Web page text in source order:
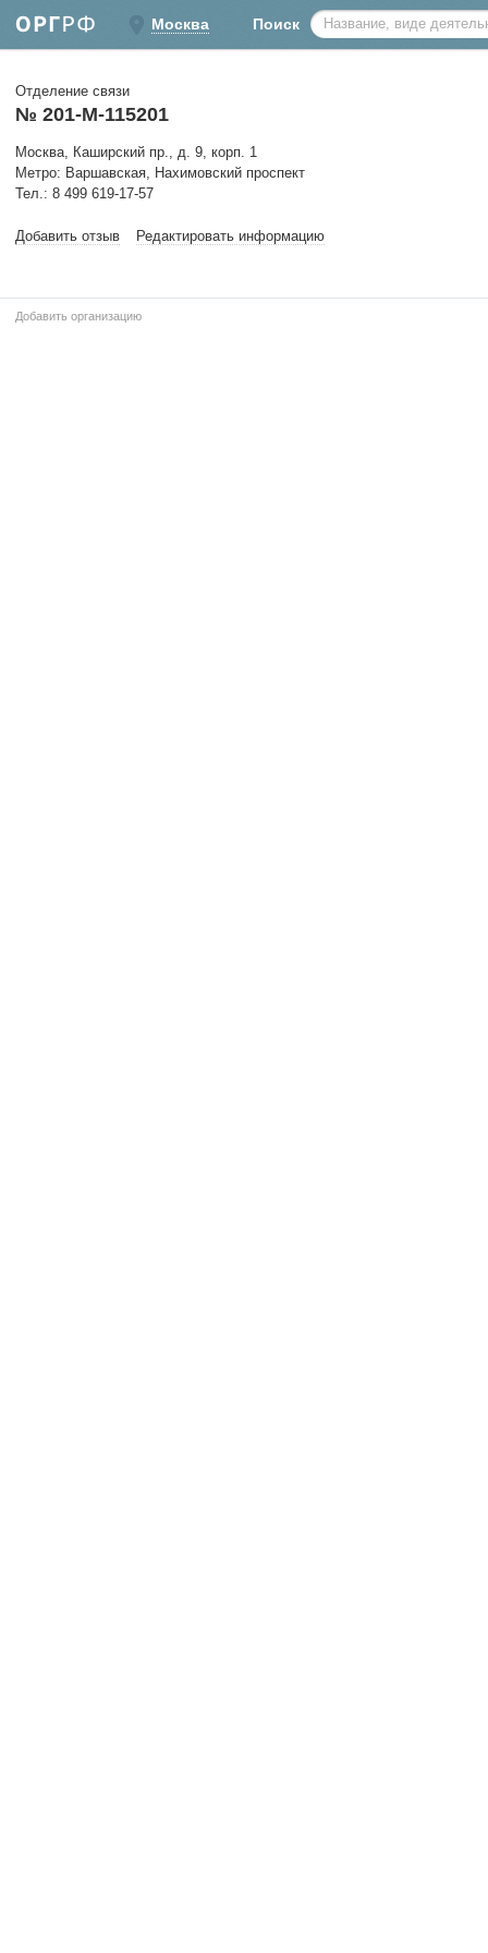
Москва Поиск
Отделение связи
№ 201-М-115201
Москва, Каширский пр., д. 9, корп. 1
Метро: Варшавская, Нахимовский проспект
Тел.: 8 499 619-17-57
Добавить отзыв Редактировать информацию
Добавить организацию